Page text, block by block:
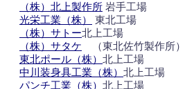
（株）北上製作所 岩手工場
光栄工業（株）
東北工場
（株）サトー北上工場
（株）サタケ （東北佐竹製作所）
東北ポール（株） 北上工場
中川装身具工業（株） 北上工場
パンチ工業（株） 北上工場